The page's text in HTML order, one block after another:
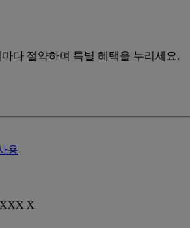
다 절약하며 특별 혜택을 누리세요.
용
X